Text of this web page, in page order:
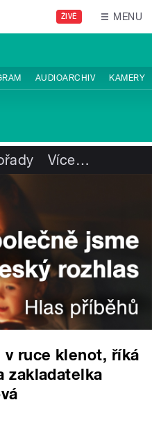
ŽIVĚ MENU
AUDIOARCHIV KAMERY
Více…
v ruce klenot, říká
zakladatelka